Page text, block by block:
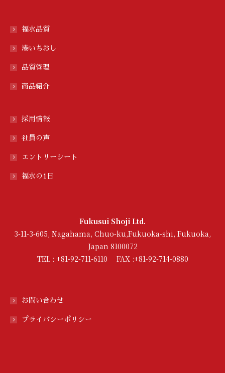
福水品質
港いちおし
品質管理
商品紹介
採用情報
社員の声
エントリーシート
福水の1日
Fukusui Shoji Ltd.
3-11-3-605, Nagahama, Chuo-ku,Fukuoka-shi, Fukuoka,
Japan 8100072
TEL : +81-92-711-6110 FAX :+81-92-714-0880
お問い合わせ
プライバシーポリシー